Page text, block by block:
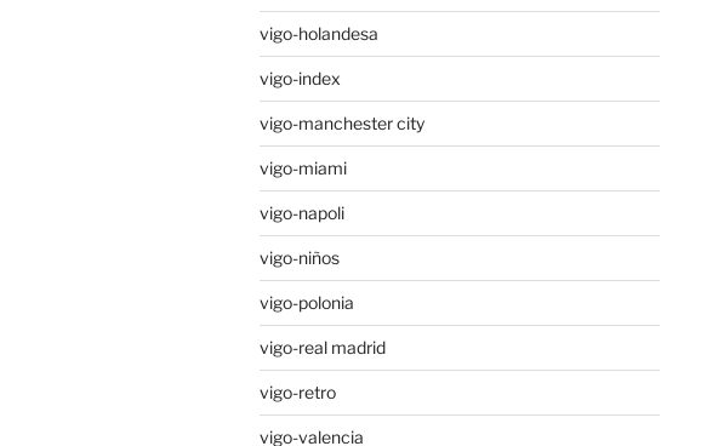
vigo-holandesa
vigo-index
vigo-manchester city
vigo-miami
vigo-napoli
vigo-niños
vigo-polonia
vigo-real madrid
vigo-retro
vigo-valencia